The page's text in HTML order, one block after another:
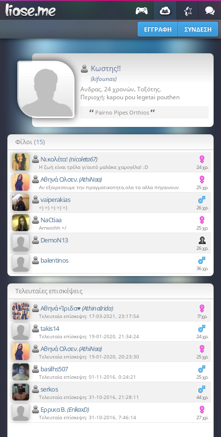
ΕΓΓΡΑΦΗ ΣΥΝΔΕΣΗ
Κωστης!!
(kifounas)
Ανδρας, 24 χρονών, Τοξότης.
Περιοχή: kapou pou legetai pouthen
“ Pairno Pipes Orthios ”
Φίλοι (15)
24 χρ.
Νικολέτα!(nicoleta67)
Η ζωή είναι τρέλα γι'αυτό μαλάκα χαμογέλα! :D
25 χρ.
Αθηνά Ολσεν.(AthiNaa)
Αν εξαιρεσουμε την πραγματικοτητα,ολα τα αλλα πηγαινουν
26 χρ.
vaiperakias
=) =) =) =) =)
25 χρ.
NaCtiaa
Arrwsthh =/
26 χρ.
DemoN13
36 χρ.
balentinos
Τελευταίες επισκέψεις
?? χρ.
Αθηνά+Ίριδα♥(AthinaIrida)
Τελευταία επίσκεψη: 17-03-2021, 23:17:54
24 χρ.
takis14
Τελευταία επίσκεψη: 19-01-2020, 21:34:24
25 χρ.
Αθηνά Ολσεν.(AthiNaa)
Τελευταία επίσκεψη: 19-01-2020, 20:23:30
25 χρ.
basilhs507
Τελευταία επίσκεψη: 01-11-2016, 0:24:21
44 χρ.
serkos
Τελευταία επίσκεψη: 31-10-2016, 21:28:11
27 χρ.
Ερρικα Β.(ErikaxD)
Τελευταία επίσκεψη: 31-10-2016, 7:46:14